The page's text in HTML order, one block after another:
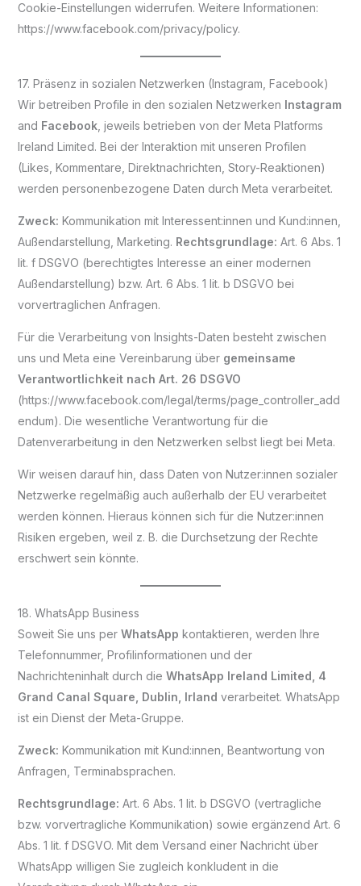
Cookie-Einstellungen widerrufen. Weitere Informationen:
https://www.facebook.com/privacy/policy.
17. Präsenz in sozialen Netzwerken (Instagram, Facebook)
Wir betreiben Profile in den sozialen Netzwerken Instagram
and Facebook, jeweils betrieben von der Meta Platforms
Ireland Limited. Bei der Interaktion mit unseren Profilen
(Likes, Kommentare, Direktnachrichten, Story-Reaktionen)
werden personenbezogene Daten durch Meta verarbeitet.
Zweck: Kommunikation mit Interessent:innen und Kund:innen,
Außendarstellung, Marketing. Rechtsgrundlage: Art. 6 Abs. 1
lit. f DSGVO (berechtigtes Interesse an einer modernen
Außendarstellung) bzw. Art. 6 Abs. 1 lit. b DSGVO bei
vorvertraglichen Anfragen.
Für die Verarbeitung von Insights-Daten besteht zwischen
uns und Meta eine Vereinbarung über gemeinsame
Verantwortlichkeit nach Art. 26 DSGVO
(https://www.facebook.com/legal/terms/page_controller_add
endum). Die wesentliche Verantwortung für die
Datenverarbeitung in den Netzwerken selbst liegt bei Meta.
Wir weisen darauf hin, dass Daten von Nutzer:innen sozialer
Netzwerke regelmäßig auch außerhalb der EU verarbeitet
werden können. Hieraus können sich für die Nutzer:innen
Risiken ergeben, weil z. B. die Durchsetzung der Rechte
erschwert sein könnte.
18. WhatsApp Business
Soweit Sie uns per WhatsApp kontaktieren, werden Ihre
Telefonnummer, Profilinformationen und der
Nachrichteninhalt durch die WhatsApp Ireland Limited, 4
Grand Canal Square, Dublin, Irland verarbeitet. WhatsApp
ist ein Dienst der Meta-Gruppe.
Zweck: Kommunikation mit Kund:innen, Beantwortung von
Anfragen, Terminabsprachen.
Rechtsgrundlage: Art. 6 Abs. 1 lit. b DSGVO (vertragliche
bzw. vorvertragliche Kommunikation) sowie ergänzend Art. 6
Abs. 1 lit. f DSGVO. Mit dem Versand einer Nachricht über
WhatsApp willigen Sie zugleich konkludent in die